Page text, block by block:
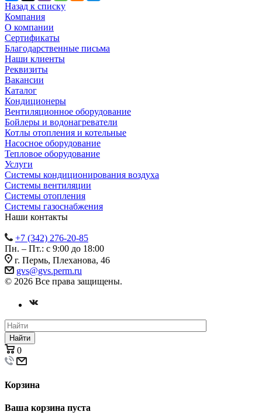
Назад к списку
Компания
О компании
Сертификаты
Благодарственные письма
Наши клиенты
Реквизиты
Вакансии
Каталог
Кондиционеры
Вентиляционное оборудование
Бойлеры и водонагреватели
Котлы отопления и котельные
Насосное оборудование
Тепловое оборудование
Услуги
Системы кондиционирования воздуха
Системы вентиляции
Системы отопления
Системы газоснабжения
Наши контакты
+7 (342) 276-20-85
Пн. – Пт.: с 9:00 до 18:00
г. Пермь, Плеханова, 46
gvs@gvs.perm.ru
© 2026 Все права защищены.
Найти
0
Корзина
Ваша корзина пуста